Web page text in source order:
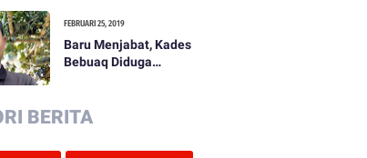
FEBRUARI 25, 2019
Baru Menjabat, Kades
Bebuaq Diduga
BERITA